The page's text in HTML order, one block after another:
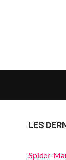
LES
Spider-